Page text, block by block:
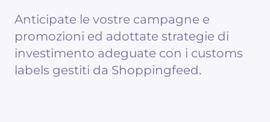
Anticipate le vostre campagne e
promozioni ed adottate strategie di
investimento adeguate con i customs
labels gestiti da Shoppingfeed.